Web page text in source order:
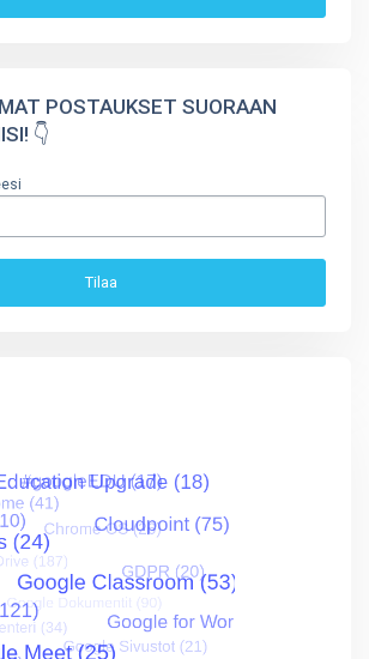
POSTAUKSET SUORAAN
👇